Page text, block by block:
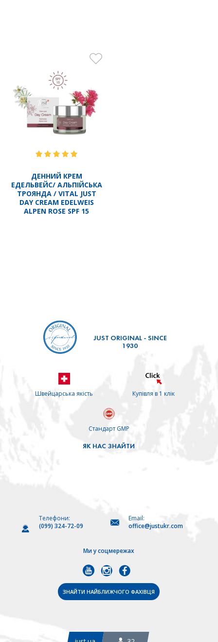
ДЕННИЙ КРЕМ
ЕДЕЛЬВЕЙС/ АЛЬПІЙСЬКА
ТРОЯНДА / VITAL JUST
DAY CREAM EDELWEIS
ALPEN ROSE SPF 15
JUST ORIGINAL - SINCE
1930
Швейцарська якість Купівля в 1 клік
Стандарт GMP
ЯК НАС ЗНАЙТИ
Телефони:
(099) 324-72-09
Email:
office@justukr.com
Ми у соцмережах
ЗНАЙТИ НАЙБЛИЖЧОГО ФАХІВЦЯ